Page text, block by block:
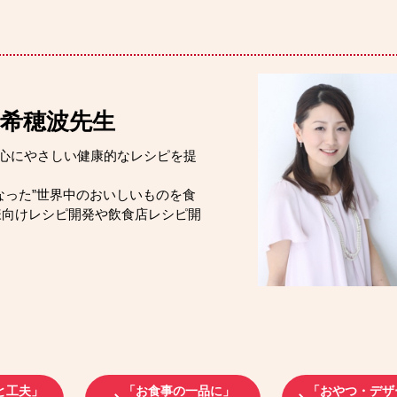
穂波先生
にやさしい健康的なレシピを提
た”世界中のおいしいものを食
けレシピ開発や飲食店レシピ開
夫」 「お食事の一品に」 「おやつ・デ